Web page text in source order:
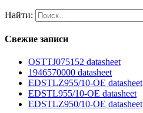
Найти:
Свежие записи
OSTTJ075152 datasheet
1946570000 datasheet
EDSTLZ955/10-OE datasheet
EDSTL955/10-OE datasheet
EDSTLZ950/10-OE datasheet